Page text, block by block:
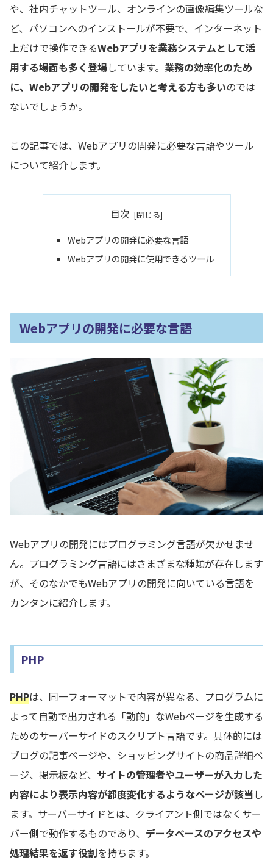
や、社内チャットツール、オンラインの画像編集ツールな
ど、パソコンへのインストールが不要で、インターネット
上だけで操作できるWebアプリを業務システムとして活
用する場面も多く登場しています。 業務の効率化のため
に、Webアプリの開発をしたいと考える方も多いのでは
ないでしょうか。
この記事では、Webアプリの開発に必要な言語やツール
について紹介します。
目次
Webアプリの開発に必要な言語
Webアプリの開発に使用できるツール
Webアプリの開発に必要な言語
Webアプリの開発にはプログラミング言語が欠かせませ
ん。プログラミング言語にはさまざまな種類が存在します
が、そのなかでもWebアプリの開発に向いている言語を
カンタンに紹介します。
PHP
PHPは、同一フォーマットで内容が異なる、プログラムに
よって自動で出力される「動的」なWebページを生成する
ためのサーバーサイドのスクリプト言語です。具体的には
ブログの記事ページや、ショッピングサイトの商品詳細ペ
ージ、掲示板など、 サイトの管理者やユーザーが入力した
内容により表示内容が都度変化するようなページが該当し
ます。サーバーサイドとは、クライアント側ではなくサー
バー側で動作するものであり、 データベースのアクセスや
処理結果を返す役割を持ちます。